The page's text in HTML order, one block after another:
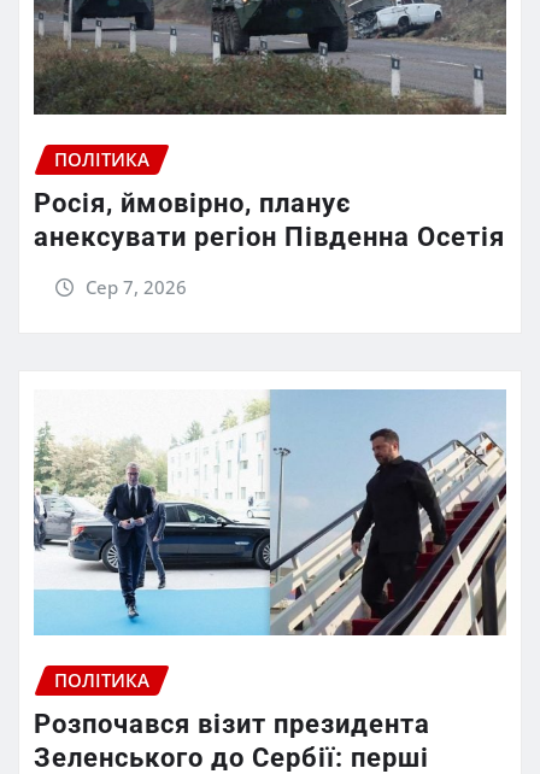
ПОЛІТИКА
Росія, ймовірно, планує
анексувати регіон Південна Осетія
Сер 7, 2026
ПОЛІТИКА
Розпочався візит президента
Зеленського до Сербії: перші